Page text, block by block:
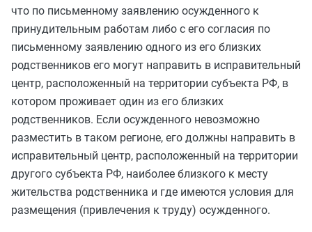
что по письменному заявлению осужденного к
принудительным работам либо с его согласия по
письменному заявлению одного из его близких
родственников его могут направить в исправительный
центр, расположенный на территории субъекта РФ, в
котором проживает один из его близких
родственников. Если осужденного невозможно
разместить в таком регионе, его должны направить в
исправительный центр, расположенный на территории
другого субъекта РФ, наиболее близкого к месту
жительства родственника и где имеются условия для
размещения (привлечения к труду) осужденного.